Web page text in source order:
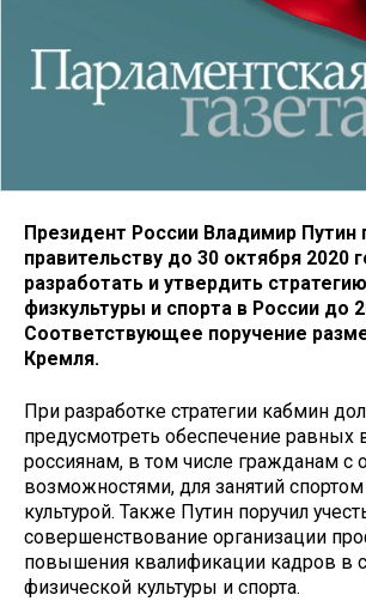
Президент России Владимир Путин
правительству до 30 октября 2020
разработать и утвердить
физкультуры и спорта в России до
Соответствующее поручение
Кремля.
При разработке стратегии кабмин
предусмотреть обеспечение равных
россиянам, в том числе гражданам с
возможностями, для занятий
культурой. Также Путин поручил
совершенствование организации
повышения квалификации кадров в
физической культуры и спорта.